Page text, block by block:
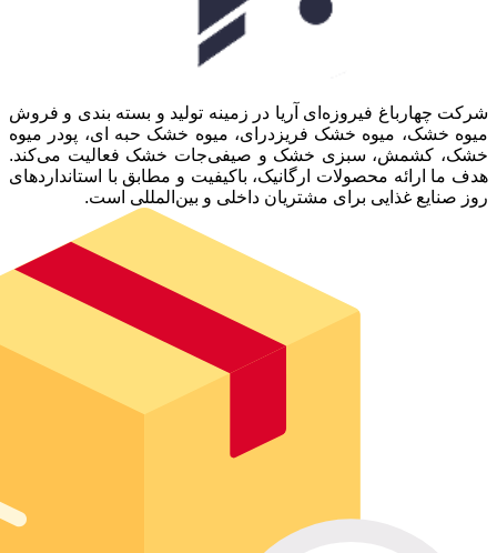
شرکت چهارباغ فیروزه‌ای آریا در زمینه تولید و بسته بندی و فروش
میوه خشک، میوه خشک فریزدرای، میوه خشک حبه ای، پودر میوه
خشک، کشمش، سبزی خشک و صیفی‌جات خشک فعالیت می‌کند.
هدف ما ارائه محصولات ارگانیک، باکیفیت و مطابق با استانداردهای
روز صنایع غذایی برای مشتریان داخلی و بین‌المللی است.